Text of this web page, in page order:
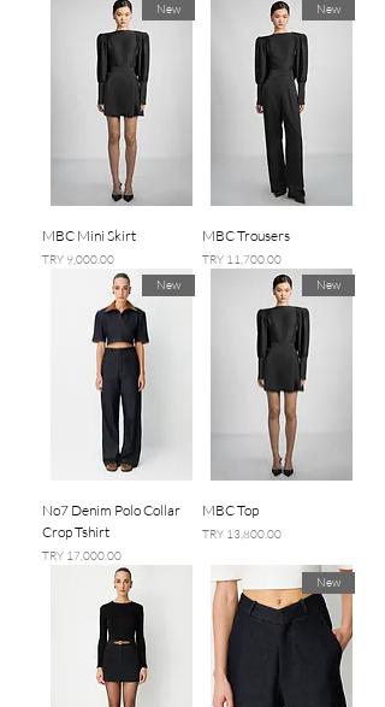
New
MBC Trousers
السعر‏11,700.00 TRY
New
MBC Mini Skirt
السعر
New
MBC Top
السعر‏13,800.00 TRY
New
No7 Denim Polo Collar
Crop Tshirt
السعر
New